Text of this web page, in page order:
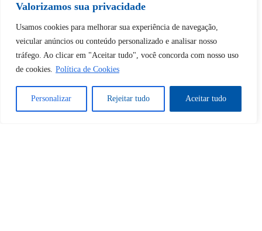
Valorizamos sua privacidade
Usamos cookies para melhorar sua experiência de navegação,
veicular anúncios ou conteúdo personalizado e analisar nosso
tráfego. Ao clicar em "Aceitar tudo", você concorda com nosso uso
de cookies. Política de Cookies
Personalizar Rejeitar tudo Aceitar tudo
Desbloquear esquerda : 0
Sim Não